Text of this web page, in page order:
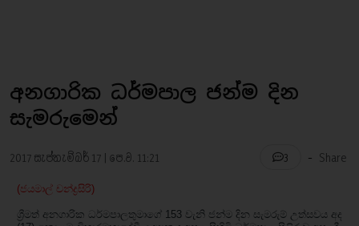
අනගාරික ධර්මපාල ජන්ම දින
සැමරුමෙන්
2017 සැප්තැම්බර් 17 | පෙ.ව. 11:21 3 - Share
(ජයමාල් චන්ද්‍රසිරි)
ශ්‍රීමත් අනගාරික ධර්මපාලතුමාගේ 153 වැනි ජන්ම දින සැමරුම් උත්සවය අද